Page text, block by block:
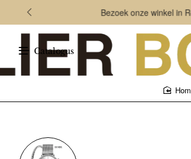
Bezoek onze winkel in
Catalogus